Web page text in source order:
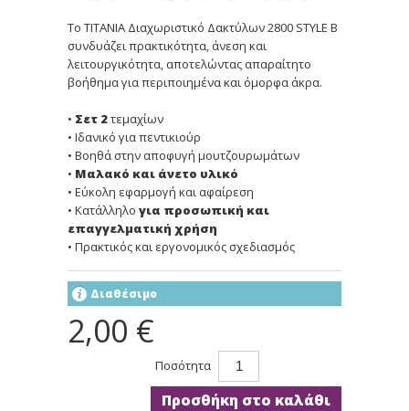
Το TITANIA Διαχωριστικό Δακτύλων 2800 STYLE B
συνδυάζει πρακτικότητα, άνεση και
λειτουργικότητα, αποτελώντας απαραίτητο
βοήθημα για περιποιημένα και όμορφα άκρα.
• Σετ 2τεμαχίων
• Ιδανικό για πεντικιούρ
• Βοηθά στην αποφυγή μουτζουρωμάτων
• Μαλακό και άνετο υλικό
• Εύκολη εφαρμογή και αφαίρεση
• Κατάλληλο για προσωπική και
επαγγελματική χρήση
• Πρακτικός και εργονομικός σχεδιασμός
Διαθέσιμο
2,00 €
Ποσότητα
Προσθήκη στο καλάθι